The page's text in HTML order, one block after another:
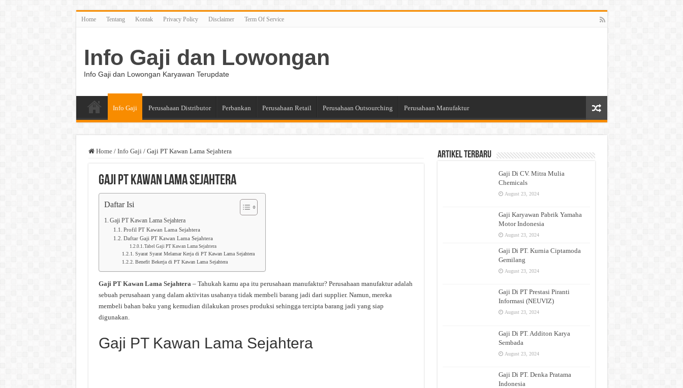
Home Tentang Kontak Privacy Policy Disclaimer Term Of Service
Info Gaji dan Lowongan
Info Gaji dan Lowongan Karyawan Terupdate
Info Gaji Perusahaan Distributor Perbankan Perusahaan Retail Perusahaan Outsourching Perusahaan Manufaktur
Home / Info Gaji / Gaji PT Kawan Lama Sejahtera
Gaji PT Kawan Lama Sejahtera
Daftar Isi
Gaji PT Kawan Lama Sejahtera
Profil PT Kawan Lama Sejahtera
Daftar Gaji PT Kawan Lama Sejahtera
Tabel Gaji PT Kawan Lama Sejahtera
Syarat Syarat Melamar Kerja di PT Kawan Lama Sejahtera
Benefit Bekerja di PT Kawan Lama Sejahtera
Gaji PT Kawan Lama Sejahtera– Tahukah kamu apa itu perusahaan manufaktur? Perusahaan manufaktur adalah
sebuah perusahaan yang dalam aktivitas usahanya tidak membeli barang jadi dari supplier. Namun, mereka
membeli bahan baku yang kemudian dilakukan proses produksi sehingga tercipta barang jadi yang siap
digunakan.
Gaji PT Kawan Lama Sejahtera
Artikel Terbaru
Gaji Di CV. Mitra Mulia
Chemicals
August 23, 2024
Gaji Karyawan Pabrik Yamaha
Motor Indonesia
August 23, 2024
Gaji Di PT. Kurnia Ciptamoda
Gemilang
August 23, 2024
Gaji Di PT Prestasi Piranti
Informasi (NEUVIZ)
August 23, 2024
Gaji Di PT. Additon Karya
Sembada
August 23, 2024
Gaji Di PT. Denka Pratama
Indonesia